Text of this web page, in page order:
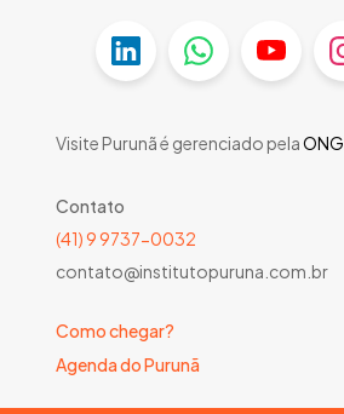
Visite Purunã é gerenciado pelaONG
Contato
(41) 9 9737-0032
contato@institutopuruna.com.br
Como chegar?
Agenda do Purunã